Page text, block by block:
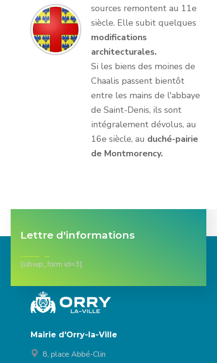
sources remontent au 11e
siècle. Elle subit quelques
modifications
architecturales.
Si les biens des moines de
Chaalis passent bientôt
entre les mains de l'abbaye
de Saint-Denis, ils sont
intégralement dévolus, au
16e siècle, au duché-pairie
de Montmorency.
Lettre d'informations
[sibwp_form id=3]
Mairie d'Orry-la-Ville
8, place Abbé-Clin